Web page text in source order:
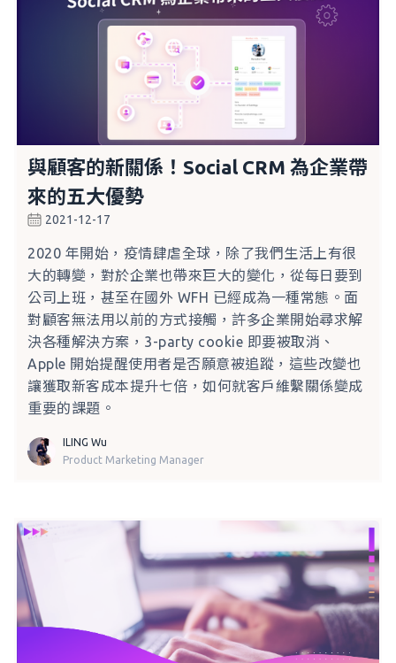
與顧客的新關係！Social CRM 為企業帶
來的五大優勢
2021-12-17
2020 年開始，疫情肆虐全球，除了我們生活上有很
大的轉變，對於企業也帶來巨大的變化，從每日要到
公司上班，甚至在國外 WFH 已經成為一種常態。面
對顧客無法用以前的方式接觸，許多企業開始尋求解
決各種解決方案，3-party cookie 即要被取消、
Apple 開始提醒使用者是否願意被追蹤，這些改變也
讓獲取新客成本提升七倍，如何就客戶維繫關係變成
重要的課題。
ILING Wu
Product Marketing Manager